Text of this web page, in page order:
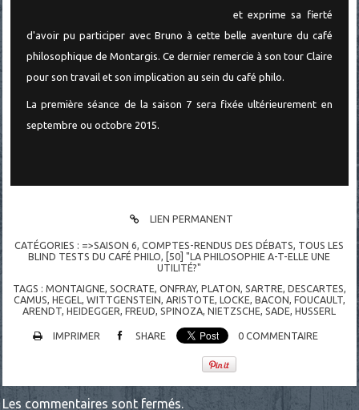
et exprime sa fierté
d'avoir pu participer avec Bruno à cette belle aventure du café
philosophique de Montargis. Ce dernier remercie à son tour Claire
pour son travail et son implication au sein du café philo.
La première séance de la saison 7 sera fixée ultérieurement en
septembre ou octobre 2015.
LIEN PERMANENT
CATÉGORIES : =>SAISON 6 ,COMPTES-RENDUS DES DÉBATS TOUS LES
BLIND TESTS DU CAFÉ PHILO
[50] "LA PHILOSOPHIE A-T-ELLE UNE
UTILITÉ?"
TAGS : MONTAIGNE, SOCRATE, ONFRAY, PLATON, SARTRE, DESCARTES,
CAMUS, HEGEL , WITTGENSTEIN, ARISTOTE, LOCKE, BACON, FOUCAULT,
ARENDT,HEIDEGGER,FREUD,SPINOZA,NIETZSCHE,SADE,HUSSERL
IMPRIMER SHARE 0 COMMENTAIRE
Les commentaires sont fermés.